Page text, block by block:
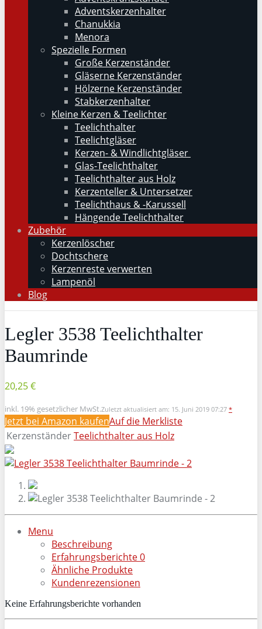
Adventskerzenhalter
Chanukkia
Menora
Spezielle Formen
Große Kerzenständer
Gläserne Kerzenständer
Hölzerne Kerzenständer
Stabkerzenhalter
Kleine Kerzen & Teelichter
Teelichthalter
Teelichtgläser
Kerzen- & Windlichtgläser
Glas-Teelichthalter
Teelichthalter aus Holz
Kerzenteller & Untersetzer
Teelichthaus & -Karussell
Hängende Teelichthalter
Zubehör
Kerzenlöscher
Dochtschere
Kerzenreste verwerten
Lampenöl
Blog
Legler 3538 Teelichthalter
Baumrinde
20,25 €
inkl. 19% gesetzlicher MwSt.Zuletzt aktualisiert am: 15. Juni 2019 07:27 *
Jetzt bei Amazon kaufenAuf die Merkliste
KerzenständerTeelichthalter aus Holz
Menu
Beschreibung
Erfahrungsberichte0
Ähnliche Produkte
Kundenrezensionen
Keine Erfahrungsberichte vorhanden